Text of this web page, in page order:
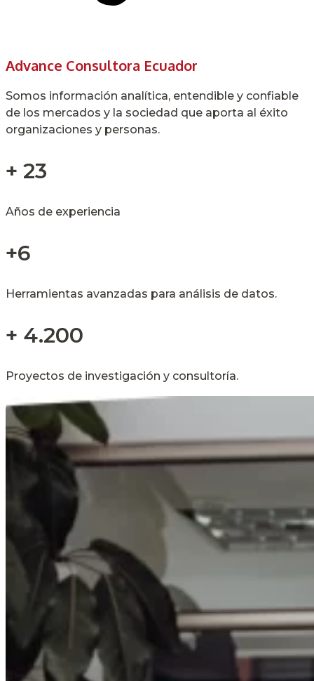
Advance Consultora Ecuador
Somos información analítica, entendible y confiable
de los mercados y la sociedad que aporta al éxito
organizaciones y personas.
+ 23
Años de experiencia
+6
Herramientas avanzadas para análisis de datos.
+ 4.200
Proyectos de investigación y consultoría.